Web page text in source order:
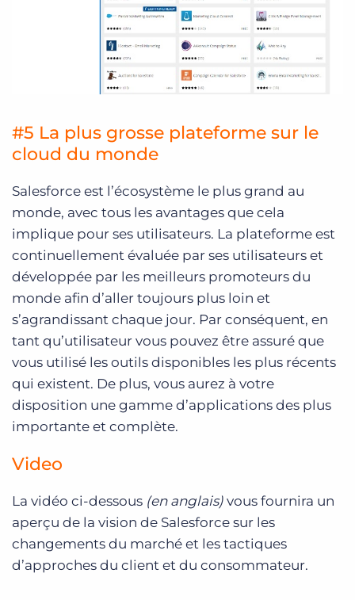
#5 La plus grosse plateforme sur le
cloud du monde
Salesforce est l’écosystème le plus grand au
monde, avec tous les avantages que cela
implique pour ses utilisateurs. La plateforme est
continuellement évaluée par ses utilisateurs et
développée par les meilleurs promoteurs du
monde afin d’aller toujours plus loin et
s’agrandissant chaque jour. Par conséquent, en
tant qu’utilisateur vous pouvez être assuré que
vous utilisé les outils disponibles les plus récents
qui existent. De plus, vous aurez à votre
disposition une gamme d’applications des plus
importante et complète.
Video
La vidéo ci-dessous (en anglais) vous fournira un
aperçu de la vision de Salesforce sur les
changements du marché et les tactiques
d’approches du client et du consommateur.